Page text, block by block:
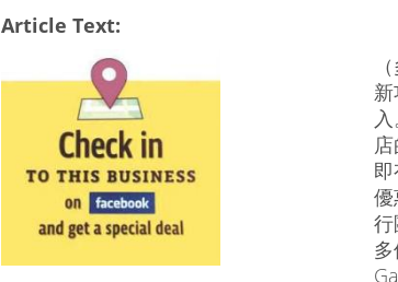
Article Text: